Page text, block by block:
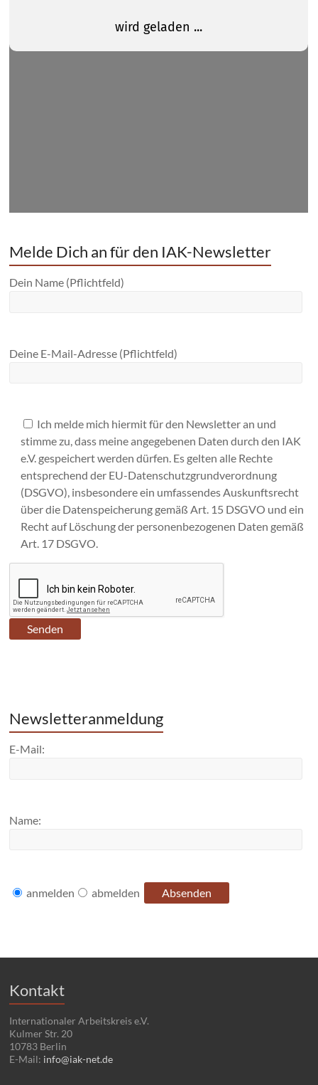
Melde Dich an für den IAK-Newsletter
Dein Name (Pflichtfeld)
Deine E-Mail-Adresse (Pflichtfeld)
Ich melde mich hiermit für den Newsletter an und
stimme zu, dass meine angegebenen Daten durch den IAK
e.V. gespeichert werden dürfen. Es gelten alle Rechte
entsprechend der EU-Datenschutzgrundverordnung
(DSGVO), insbesondere ein umfassendes Auskunftsrecht
über die Datenspeicherung gemäß Art. 15 DSGVO und ein
Recht auf Löschung der personenbezogenen Daten gemäß
Art. 17 DSGVO.
Newsletteranmeldung
E-Mail:
Name:
anmelden abmelden
Kontakt
Internationaler Arbeitskreis e.V.
Kulmer Str. 20
10783 Berlin
E-Mail: info@iak-net.de